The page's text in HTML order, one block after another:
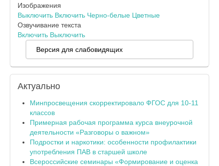
Изображения
Выключить Включить Черно-белые Цветные
Озвучивание текста
Включить Выключить
Версия для слабовидящих
Актуально
Минпросвещения скорректировало ФГОС для 10-11
классов
Примерная рабочая программа курса внеурочной
деятельности «Разговоры о важном»
Подростки и наркотики: особенности профилактики
употребления ПАВ в старшей школе
Всероссийские семинары «Формирование и оценка